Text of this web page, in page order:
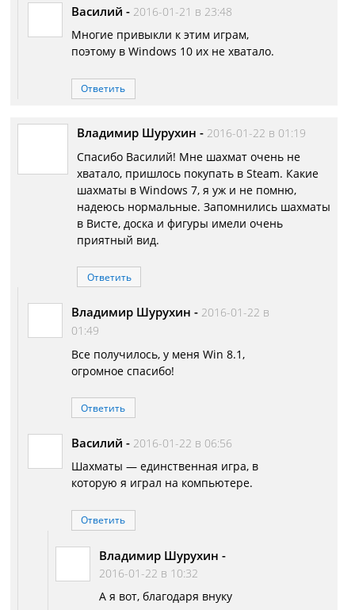
Василий - 2016-01-21 в 23:48
Многие привыкли к этим играм,
поэтому в Windows 10 их не хватало.
Ответить
Владимир Шурухин - 2016-01-22 в 01:19
Спасибо Василий! Мне шахмат очень не
хватало, пришлось покупать в Steam. Какие
шахматы в Windows 7, я уж и не помню,
надеюсь нормальные. Запомнились шахматы
в Висте, доска и фигуры имели очень
приятный вид.
Ответить
Владимир Шурухин - 2016-01-22 в
01:49
Все получилось, у меня Win 8.1,
огромное спасибо!
Ответить
Василий - 2016-01-22 в 06:56
Шахматы — единственная игра, в
которую я играл на компьютере.
Ответить
Владимир Шурухин -
2016-01-22 в 10:32
А я вот, благодаря внуку